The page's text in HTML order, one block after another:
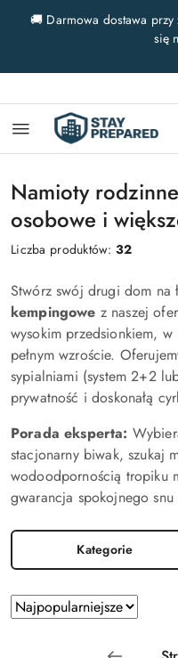
Przejdź do treści
Przejdź do
Przejdź do moje
Przejdź do menu
Przejdź do stopki
🚚 Darmowa dostawa
się
Namioty
osobowe i
Liczba produktów:32
Stwórz swój drugi dom na
kempingowe z naszej
wysokim przedsionkiem,
pełnym wzroście.
sypialniami (system 2+2
prywatność i doskonałą
Porada eksperta:
stacjonarny biwak, szukaj
wodoodpornością tropiku
gwarancja spokojnego
Kategorie
Zastosowano
sortowanie:
Najpopularniejsze.
Sortuj
według